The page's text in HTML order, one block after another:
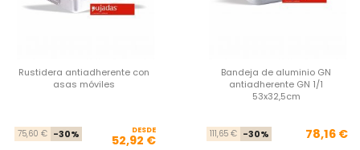
Rustidera antiadherente con
asas móviles
Precio base
75,60 € -30% Precio
DESDE
52,92 €
Bandeja de aluminio GN
antiadherente GN 1/1
53x32,5cm
111,65 € -30% 78,16 €